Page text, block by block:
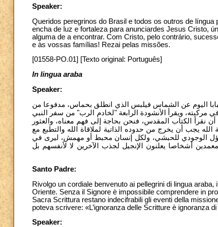
Speaker:
Queridos peregrinos do Brasil e todos os outros de
encha de luz e fortaleza para anunciardes Jesus Cristo,
alguma de a encontrar. Com Cristo, pelo contrário,
e às vossas famílias! Rezai pelas missões.
[01558-PO.01] [Texto original: Português]
In lingua araba
Speaker:
اليوم عن الشماس فيلبس الذي انطلق بحماس، مدفوعا من
ويقرأ الأنشودة الرابعة "لخادم الرب" من سفر النبي
نقرأ الكتاب المقدس، فنحن بحاجة إلى فهم معناه، والعثور
يجب أن يخرج من حدوده الذاتية لملاقاة الله والتطبع مع
الوجودي للحبشي، ولكل إنسان محبط أو مهمش، ليرى في
أشخاصا يعلنون الإنجيل لجذب الآخرين لا لأنفسهم بل
Santo Padre:
Rivolgo un cordiale benvenuto ai pellegrini di lingua
Oriente. Senza il Signore è impossibile comprendere in
Sacra Scrittura restano indecifrabili gli eventi della
Speaker: